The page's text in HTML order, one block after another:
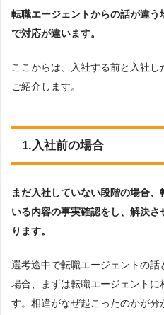
転職エージェントからの話が違
で対応が違います。
ここからは、入社する前と入社
ご紹介します。
1.入社前の場合
まだ入社していない段階の場合
いる内容の事実確認をし、解決
ります。
選考途中で転職エージェントの
場合、まずは転職エージェントに
す。相違がなぜ起こったのかが